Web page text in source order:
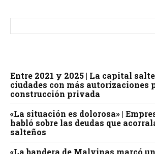
Entre 2021 y 2025 | La capital
ciudades con más autorizaciones
construcción privada
«La situación es dolorosa» |
habló sobre las deudas que
salteños
«La bandera de Malvinas marcó